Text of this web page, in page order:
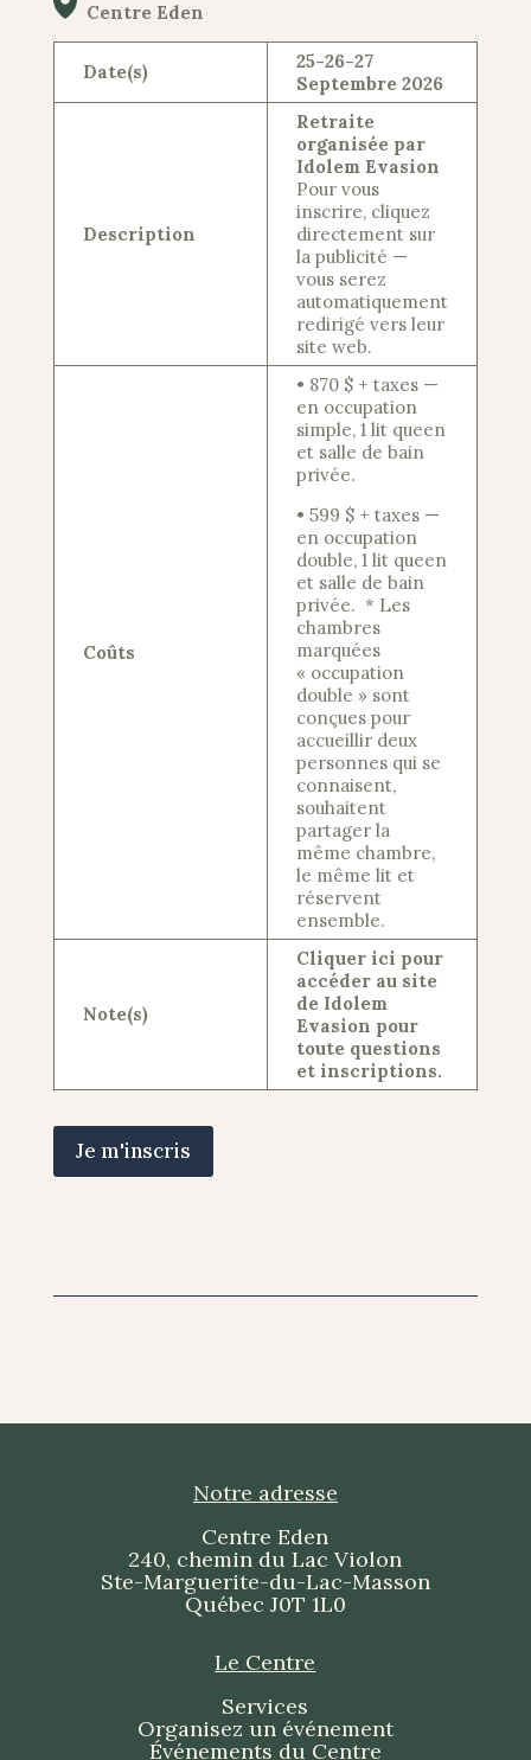
Centre Eden
Date(s)
25-26-27
Septembre 2026
Description
Retraite
organisée par
Idolem Evasion
Pour vous
inscrire, cliquez
directement sur
la publicité —
vous serez
automatiquement
redirigé vers leur
site web.
Coûts
• 870 $ + taxes —
en occupation
simple, 1 lit queen
et salle de bain
privée.
• 599 $ + taxes —
en occupation
double, 1 lit queen
et salle de bain
privée. * Les
chambres
marquées
« occupation
double » sont
conçues pour
accueillir deux
personnes qui se
connaisent,
souhaitent
partager la
même chambre,
le même lit et
réservent
ensemble.
Note(s)
Cliquer ici pour
accéder au site
de Idolem
Evasion pour
toute questions
et inscriptions.
Je m'inscris
Notre adresse
Centre Eden
240, chemin du Lac Violon
Ste-Marguerite-du-Lac-Masson
Québec J0T 1L0
Le Centre
Services
Organisez un événement
Événements du Centre